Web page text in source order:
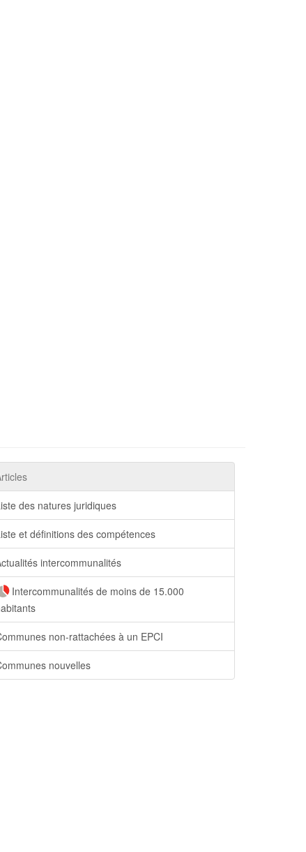
des natures juridiques
et définitions des compétences
intercommunalités
Intercommunalités de moins de 15.000
non-rattachées à un EPCI
nouvelles